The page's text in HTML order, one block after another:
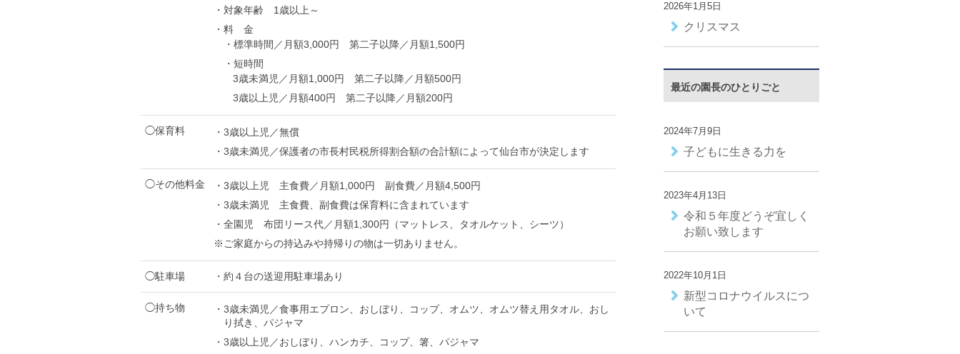
・対象年齢 1歳以上～
・料 金
・標準時間／月額3,000円 第二子以降／月額1,500円
・短時間
3歳未満児／月額1,000円第二子以降／月額500円
3歳以上児／月額400円第二子以降／月額200円
◯保育料
・3歳以上児／無償
・3歳未満児／保護者の市長村民税所得割合額の合計額によって仙台市が決定します
◯その他料金 ・3歳以上児 主食費／月額1,000円 副食費／月額4,500円
・3歳未満児 主食費、副食費は保育料に含まれています
・全園児 布団リース代／月額1,300円（マットレス、タオルケット、シーツ）
※ご家庭からの持込みや持帰りの物は一切ありません。
◯駐車場 ・約４台の送迎用駐車場あり
◯持ち物
・3歳未満児／食事用エプロン、おしぼり、コップ、オムツ、オムツ替え用タオル、おし
り拭き、パジャマ
・3歳以上児／おしぼり、ハンカチ、コップ、箸、パジャマ
2026年1月5日
クリスマス
最近の園長のひとりごと
2024年7月9日
子どもに生きる力を
2023年4月13日
令和５年度どうぞ宜しく
お願い致します
2022年10月1日
新型コロナウイルスにつ
いて